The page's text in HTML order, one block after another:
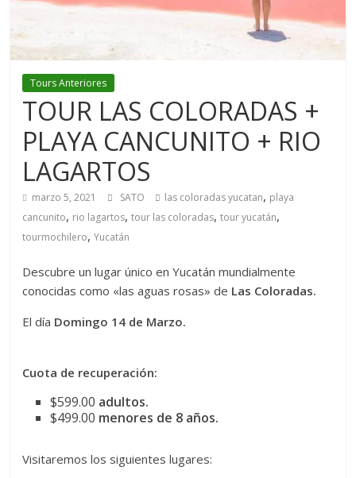
Tours Anteriores
TOUR LAS COLORADAS +
PLAYA CANCUNITO + RIO
LAGARTOS
marzo 5, 2021 SATO las coloradas yucatan, playa
cancunito, rio lagartos,tour las coloradas,tour yucatán,
tourmochilero,Yucatán
Descubre un lugar único en Yucatán mundialmente
conocidas como «las aguas rosas» de Las Coloradas.
El día Domingo 14 de Marzo.
Cuota de recuperación:
$599.00 adultos.
$499.00 menores de 8 años.
Visitaremos los siguientes lugares: